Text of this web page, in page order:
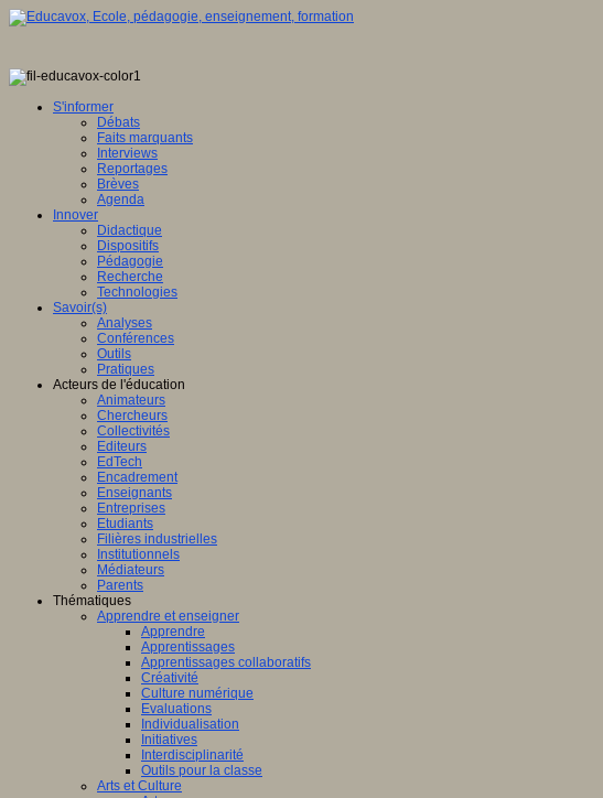
S'informer
Débats
Faits marquants
Interviews
Reportages
Brèves
Agenda
Innover
Didactique
Dispositifs
Pédagogie
Recherche
Technologies
Savoir(s)
Analyses
Conférences
Outils
Pratiques
Acteurs de l'éducation
Animateurs
Chercheurs
Collectivités
Editeurs
EdTech
Encadrement
Enseignants
Entreprises
Etudiants
Filières industrielles
Institutionnels
Médiateurs
Parents
Thématiques
Apprendre et enseigner
Apprendre
Apprentissages
Apprentissages collaboratifs
Créativité
Culture numérique
Evaluations
Individualisation
Initiatives
Interdisciplinarité
Outils pour la classe
Arts et Culture